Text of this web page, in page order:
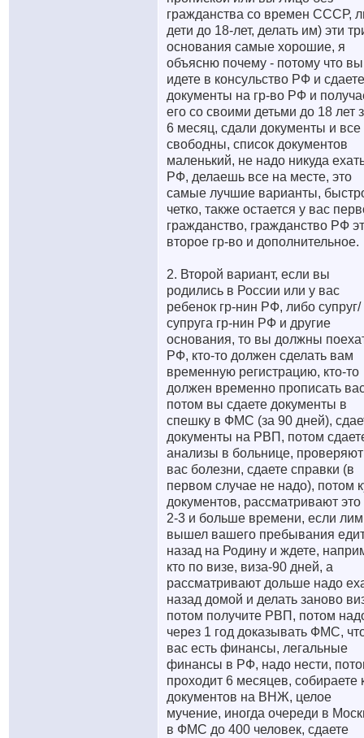
гражданства со времен СССР,
дети до 18-лет, делать им) эти
основания самые хорошие, я
объясню почему - потому что вы
идете в консульство РФ и сдаете
документы на гр-во РФ и
его со своими детьми до 18 лет
6 месяц, сдали документы и
свободны, список документов
маленький, не надо никуда
РФ, делаешь все на месте, это
самые лучшие варианты,
четко, также остается у вас
гражданство, гражданство РФ
второе гр-во и дополнительное.
2. Второй вариант, если вы
родились в России или у вас
ребенок гр-нин РФ, либо супруг/
супруга гр-нин РФ и другие
основания, то вы должны
РФ, кто-то должен сделать вам
временную регистрацию, кто-то
должен временно прописать
потом вы сдаете документы в
спешку в ФМС (за 90 дней),
документы на РВП, потом
анализы в больнице,
вас болезни, сдаете справки (в
первом случае не надо), потом
документов, рассматривают это
2-3 и больше времени, если
вышел вашего пребывания
назад на Родину и ждете,
кто по визе, виза-90 дней, а
рассматривают дольше надо
назад домой и делать заново
потом получите РВП, потом
через 1 год доказывать ФМС,
вас есть финансы, легальные
финансы в РФ, надо нести,
проходит 6 месяцев, собираете
документов на ВНЖ, целое
мучение, иногда очереди в
в ФМС до 400 человек, сдаете